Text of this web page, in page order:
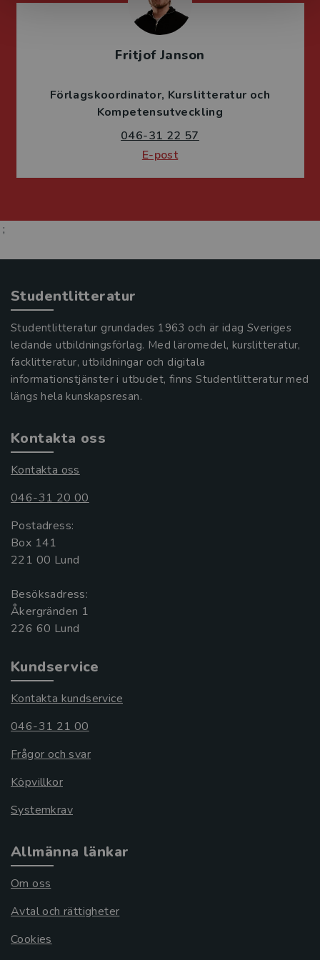
Fritjof Janson
Förlagskoordinator Kurslitteratur och
Kompetensutveckling
046-31 22 57
E-post
;
Studentlitteratur
Studentlitteratur grundades 1963 och är idag Sveriges
ledande utbildningsförlag. Med läromedel, kurslitteratur,
facklitteratur, utbildningar och digitala
informationstjänster i utbudet, finns Studentlitteratur med
längs hela kunskapsresan.
Kontakta oss
Kontakta oss
046-31 20 00
Postadress:
Box 141
221 00 Lund
Besöksadress:
Åkergränden 1
Kundservice
Kontakta kundservice
046-31 21 00
Frågor och svar
Köpvillkor
Systemkrav
Allmänna länkar
Om oss
Avtal och rättigheter
Cookies